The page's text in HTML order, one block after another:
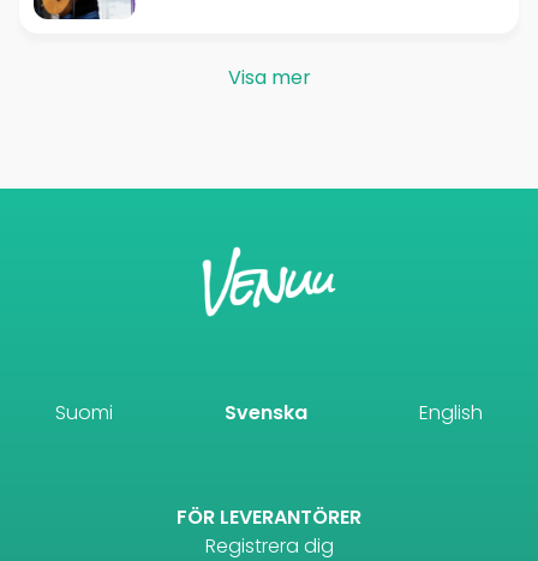
Visa mer
Suomi Svenska English
FÖR LEVERANTÖRER
Registrera dig